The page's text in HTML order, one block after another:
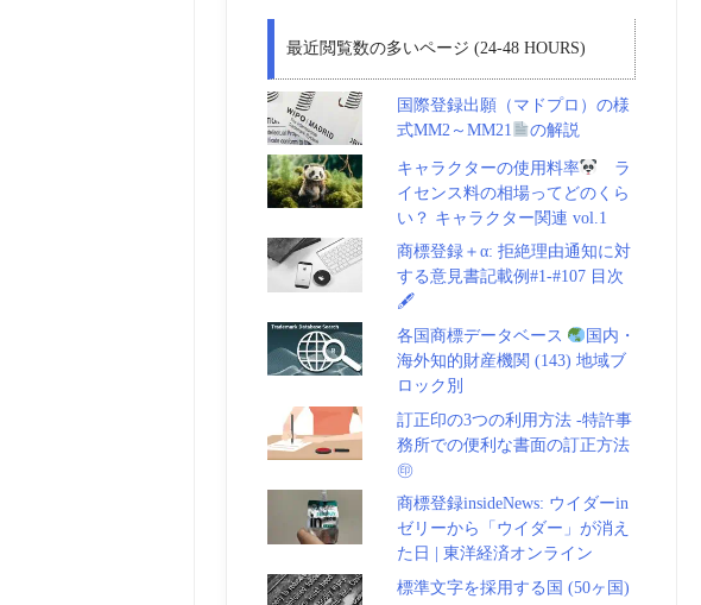
最近閲覧数の多いページ (24-48 HOURS)
国際登録出願（マドプロ）の様
式MM2～MM21
の解説
キャラクターの使用料率
ラ
イセンス料の相場ってどのくら
い？ キャラクター関連 vol.1
商標登録＋α: 拒絶理由通知に対
する意見書記載例#1-#107 目次
🖋
各国商標データベース
国内・
海外知的財産機関 (143) 地域ブ
ロック別
訂正印の3つの利用方法 -特許事
務所での便利な書面の訂正方法
㊞
商標登録insideNews: ウイダーin
ゼリーから「ウイダー」が消え
た日 | 東洋経済オンライン
標準文字を採用する国 (50ヶ国)